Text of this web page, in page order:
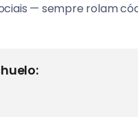
— sempre rolam